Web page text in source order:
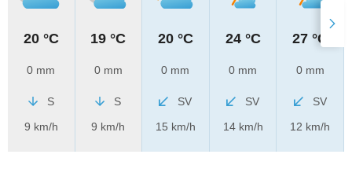
20 °C
0 mm
S
9 km/h
19 °C
0 mm
S
9 km/h
20 °C
0 mm
SV
15 km/h
24 °C
0 mm
SV
14 km/h
27 °C
0 mm
SV
12 km/h